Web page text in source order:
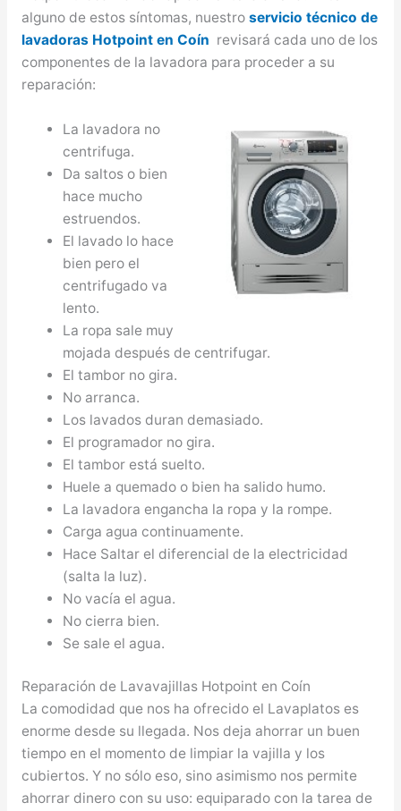
alguno de estos síntomas, nuestro servicio técnico de
lavadoras Hotpoint en Coín revisará cada uno de los
componentes de la lavadora para proceder a su
reparación:
La lavadora no
centrifuga.
Da saltos o bien
hace mucho
estruendos.
El lavado lo hace
bien pero el
centrifugado va
lento.
La ropa sale muy
mojada después de centrifugar.
El tambor no gira.
No arranca.
Los lavados duran demasiado.
El programador no gira.
El tambor está suelto.
Huele a quemado o bien ha salido humo.
La lavadora engancha la ropa y la rompe.
Carga agua continuamente.
Hace Saltar el diferencial de la electricidad
(salta la luz).
No vacía el agua.
No cierra bien.
Se sale el agua.
Reparación de Lavavajillas Hotpoint en Coín
La comodidad que nos ha ofrecido el Lavaplatos es
enorme desde su llegada. Nos deja ahorrar un buen
tiempo en el momento de limpiar la vajilla y los
cubiertos. Y no sólo eso, sino asimismo nos permite
ahorrar dinero con su uso: equiparado con la tarea de